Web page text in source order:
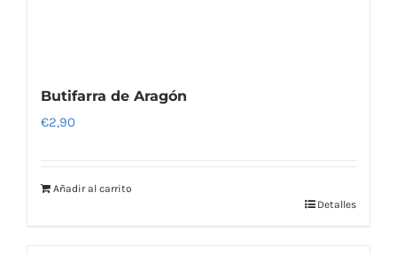
Butifarra de Aragón
€2,90
Añadir al carrito
Detalles